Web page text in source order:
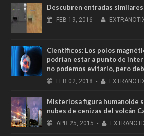
Descubren entradas
FEB 19, 2016 -
Científicos: Los polos
podrían estar a punto de
no podemos evitarlo, pero
FEB 02, 2018 -
Misteriosa figura humanoide
nubes de cenizas del volcán
APR 25, 2015 -